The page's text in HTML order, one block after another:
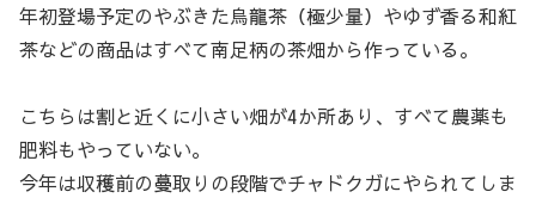
年初登場予定のやぶきた烏龍茶（極少量）やゆず香る和紅
茶などの商品はすべて南足柄の茶畑から作っている。
こちらは割と近くに小さい畑が4か所あり、すべて農薬も
肥料もやっていない。
今年は収穫前の蔓取りの段階でチャドクガにやられてしま